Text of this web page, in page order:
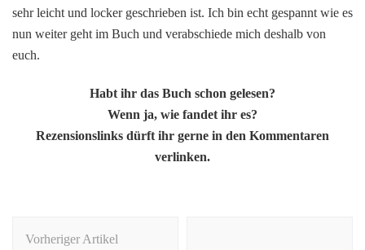
sehr leicht und locker geschrieben ist. Ich bin echt gespannt wie es
nun weiter geht im Buch und verabschiede mich deshalb von
euch.
Habt ihr das Buch schon gelesen?
Wenn ja, wie fandet ihr es?
Rezensionslinks dürft ihr gerne in den Kommentaren
verlinken.
Vorheriger Artikel